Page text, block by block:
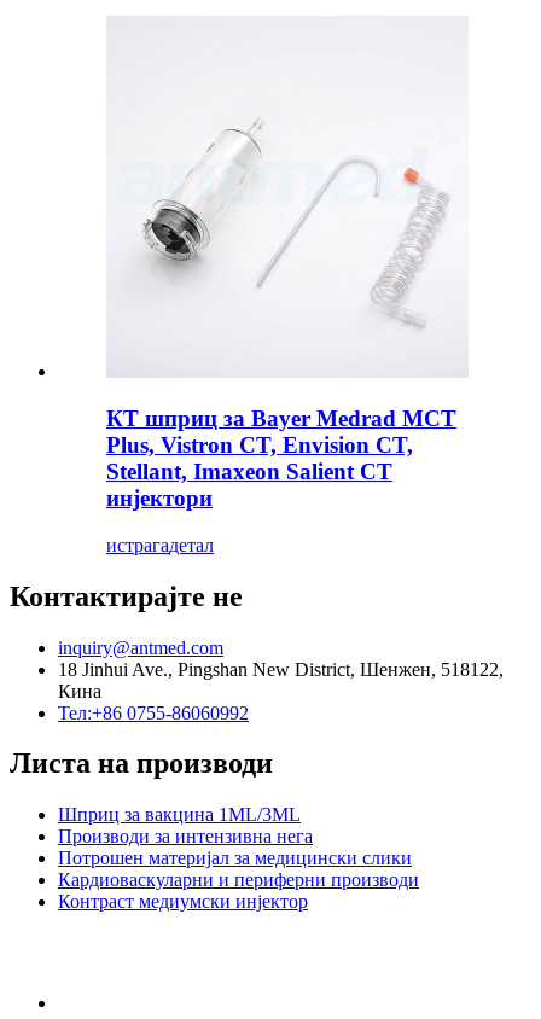
КТ шприц за Bayer Medrad MCT
Plus, Vistron CT, Envision CT,
Stellant, Imaxeon Salient CT
инјектори
истрагадетал
Контактирајте не
inquiry@antmed.com
18 Jinhui Ave., Pingshan New District, Шенжен, 518122,
Кина
Тел:+86 0755-86060992
Листа на производи
Шприц за вакцина 1ML/3ML
Производи за интензивна нега
Потрошен материјал за медицински слики
Кардиоваскуларни и периферни производи
Контраст медиумски инјектор